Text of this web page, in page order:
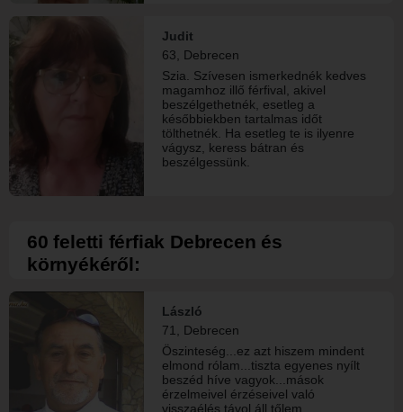
Judit
63, Debrecen
Szia. Szívesen ismerkednék kedves
magamhoz illő férfival, akivel
beszélgethetnék, esetleg a
későbbiekben tartalmas időt
tölthetnék. Ha esetleg te is ilyenre
vágysz, keress bátran és
beszélgessünk.
60 feletti férfiak Debrecen és
környékéről:
László
71, Debrecen
Öszinteség...ez azt hiszem mindent
elmond rólam...tiszta egyenes nyílt
beszéd híve vagyok...mások
érzelmeivel érzéseivel való
visszaélés távol áll tőlem...